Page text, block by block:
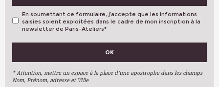
VOS PRÉFÉRENCES
Arts Plastiques
Arts Du Texte
En soumettant ce formulaire, j’accepte que les informations
saisies soient exploitées dans le cadre de mon inscription à la
newsletter de Paris-Ateliers*
OK
* Attention, mettre un espace à la place d’une apostrophe dans les champs
Nom, Prénom, adresse et Ville